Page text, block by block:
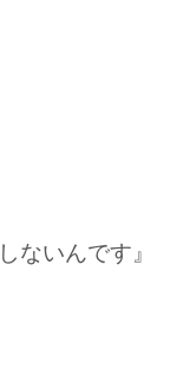
ないんです』